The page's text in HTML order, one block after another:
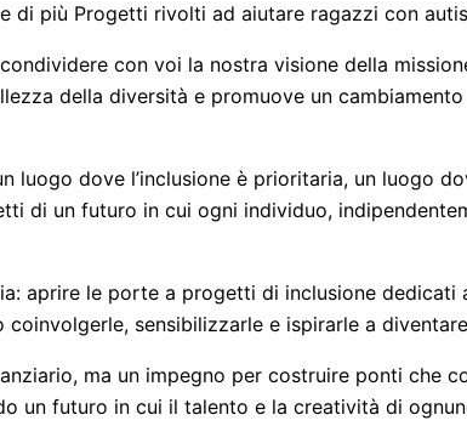
di più Progetti rivolti ad aiutare ragazzi con
con voi la nostra visione della
della diversità e promuove un
luogo dove l’inclusione è prioritaria, un luogo
di un futuro in cui ogni individuo,
aprire le porte a progetti di inclusione
sensibilizzarle e ispirarle a
ma un impegno per costruire ponti che
un futuro in cui il talento e la creatività di